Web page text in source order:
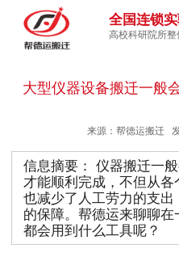
全国连锁
高校科研院所
大型仪器设备搬迁一般
来源：帮德运搬迁
信息摘要： 仪器搬迁一
才能顺利完成，不但从各
也减少了人工劳力的支
的保障。帮德运来聊聊
都会用到什么工具呢？